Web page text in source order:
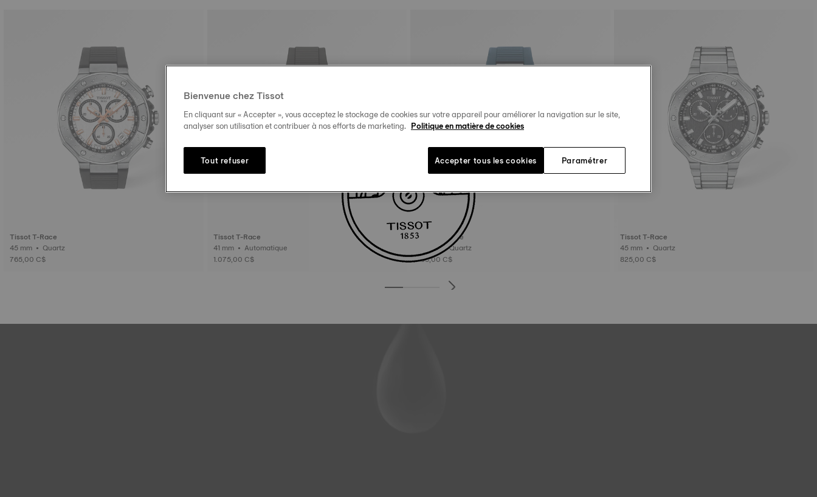
Tissot T-Race
45 mm • Quartz
765,00 C$
Tissot T-Race
41 mm • Automatique
1.075,00 C$
Tissot T-Race
45 mm • Quartz
795,00 C$
Tissot T-Race
45 mm • Quartz
825,00 C$
Bienvenue chez Tissot
En cliquant sur « Accepter », vous acceptez le stockage de cookies sur votre appareil pour améliorer la navigation sur le site,
analyser son utilisation et contribuer à nos efforts de marketing. Politique en matière de cookies
Paramétrer
Tout refuser Accepter tous les cookies